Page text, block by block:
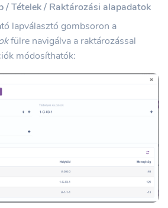
/ Tételek / Raktározási alapadatok
lapválasztó gombsoron a
fülre navigálva a raktározással
módosíthatók: